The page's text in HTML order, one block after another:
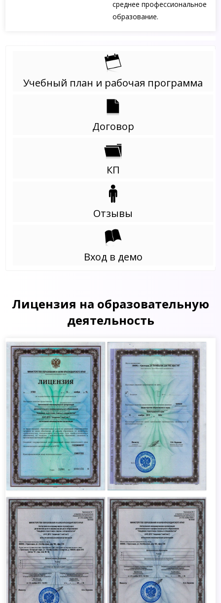
среднее профессиональное
образование.
Учебный план и рабочая программа
Договор
КП
Отзывы
Вход в демо
Лицензия на образовательную
деятельность